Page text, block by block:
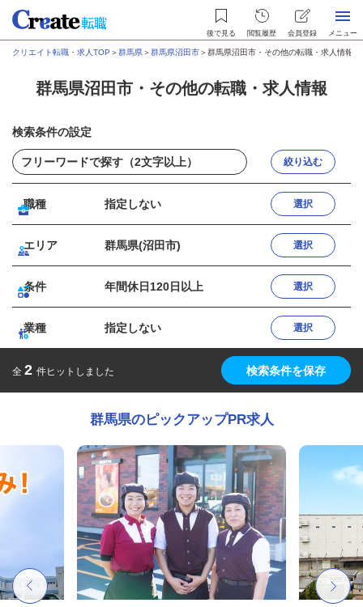
後で見る 閲覧履歴 会員登録 メニュー
クリエイト転職・求人TOP ＞群馬県＞群馬県沼田市＞群馬県沼田市・その他の転職・求人情報
群馬県沼田市・その他の転職・求人情報
検索条件の設定
絞り込む
職種 指定しない 選択
エリア 群馬県(沼田市) 選択
条件 年間休日120日以上 選択
業種 指定しない 選択
全 2 件ヒットしました 検索条件を保存
群馬県のピックアップPR求人